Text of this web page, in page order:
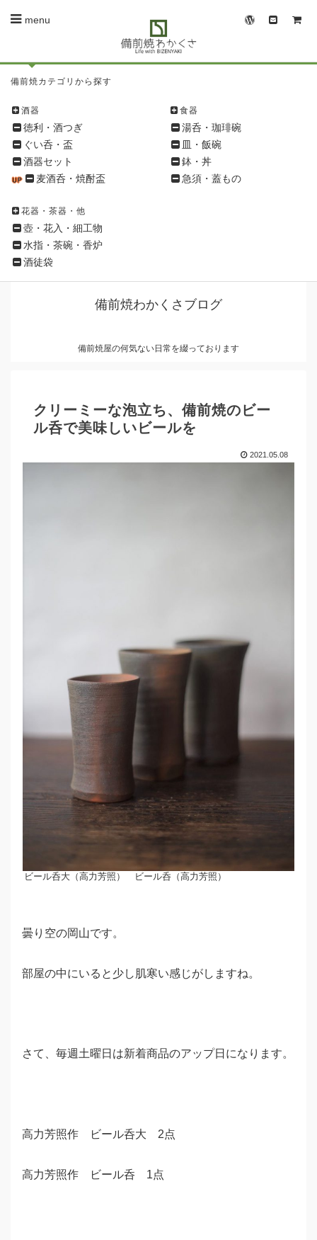
menu
備
焼
シ
ョ
ッ
ン
メ
ニ
ュ
ー
備前焼カテゴリから探す
酒器
徳利・酒つぎ
ぐい呑・盃
酒器セット
麦酒呑・焼酎盃
食器
湯呑・珈琲碗
皿・飯碗
鉢・丼
急須・蓋もの
花器・茶器・他
壺・花入・細工物
水指・茶碗・香炉
酒徒袋
備前焼わかくさブログ
備前焼屋の何気ない日常を綴っております
クリーミーな泡立ち、備前焼のビー
ル呑で美味しいビールを
2021.05.08
ビール呑大（高力芳照） ビール呑（高力芳照）
曇り空の岡山です。
部屋の中にいると少し肌寒い感じがしますね。
さて、毎週土曜日は新着商品のアップ日になります。
高力芳照作 ビール呑大 2点
高力芳照作 ビール呑 1点